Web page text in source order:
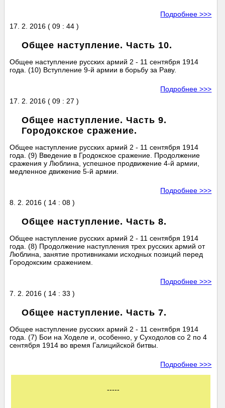
Подробнее >>>
17. 2. 2016 ( 09 : 44 )
Общее наступление. Часть 10.
Общее наступление русских армий 2 - 11 сентября 1914
года. (10) Вступление 9-й армии в борьбу за Раву.
Подробнее >>>
17. 2. 2016 ( 09 : 27 )
Общее наступление. Часть 9.
Городокское сражение.
Общее наступление русских армий 2 - 11 сентября 1914
года. (9) Введение в Гродокское сражение. Продолжение
сражения у Люблина, успешное продвижение 4-й армии,
медленное движение 5-й армии.
Подробнее >>>
8. 2. 2016 ( 14 : 08 )
Общее наступление. Часть 8.
Общее наступление русских армий 2 - 11 сентября 1914
года. (8) Продолжение наступления трех русских армий от
Люблина, занятие противниками исходных позиций перед
Городокским сражением.
Подробнее >>>
7. 2. 2016 ( 14 : 33 )
Общее наступление. Часть 7.
Общее наступление русских армий 2 - 11 сентября 1914
года. (7) Бои на Ходеле и, особенно, у Суходолов со 2 по 4
сентября 1914 во время Галицийской битвы.
Подробнее >>>
-----